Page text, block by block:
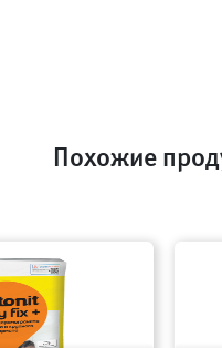
Похожие